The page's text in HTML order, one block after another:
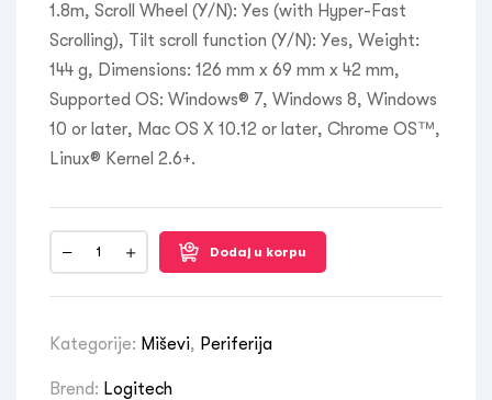
1.8m, Scroll Wheel (Y/N): Yes (with Hyper-Fast
Scrolling), Tilt scroll function (Y/N): Yes, Weight:
144 g, Dimensions: 126 mm x 69 mm x 42 mm,
Supported OS: Windows® 7, Windows 8, Windows
10 or later, Mac OS X 10.12 or later, Chrome OS™,
Linux® Kernel 2.6+.
Dodaj u korpu
Kategorije: Miševi, Periferija
Brend: Logitech